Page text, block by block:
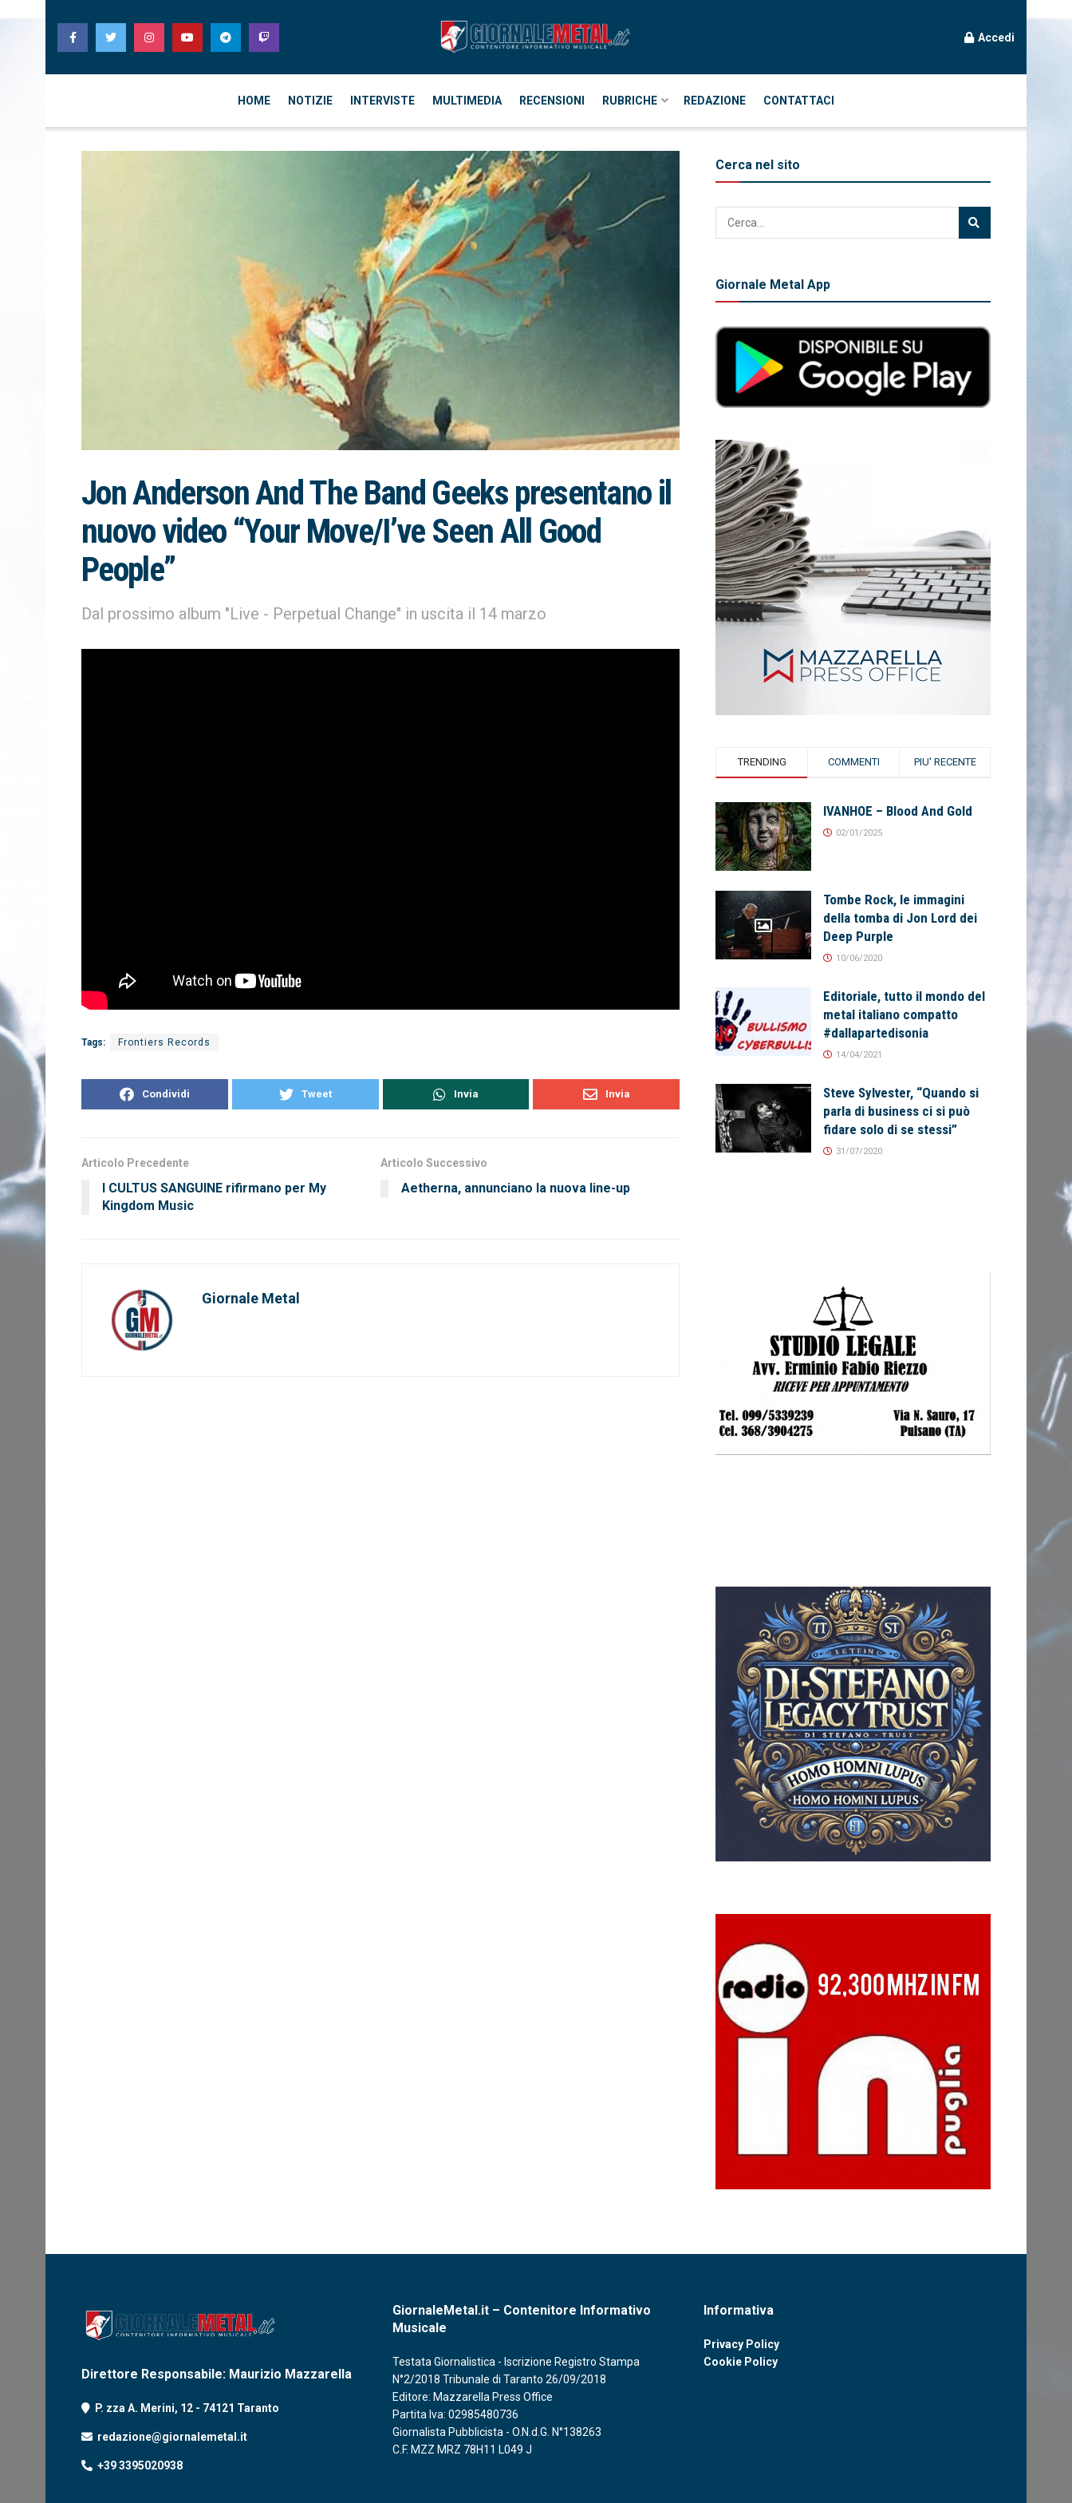
Accedi
HOME NOTIZIE INTERVISTE MULTIMEDIA RECENSIONI RUBRICHE REDAZIONE CONTATTACI
Jon Anderson And The Band Geeks presentano il
nuovo video “Your Move/I’ve Seen All Good
People”
Dal prossimo album "Live - Perpetual Change" in uscita il 14 marzo
Tags: Frontiers Records
Condividi Tweet Invia Invia
Articolo Precedente
I CULTUS SANGUINE rifirmano per My
Kingdom Music
Articolo Successivo
Aetherna, annunciano la nuova line-up
Giornale Metal
Cerca nel sito
Giornale Metal App
TRENDING COMMENTI PIU' RECENTE
IVANHOE – Blood And Gold
02/01/2025
Tombe Rock, le immagini
della tomba di Jon Lord dei
Deep Purple
10/06/2020
Editoriale, tutto il mondo del
metal italiano compatto
#dallapartedisonia
14/04/2021
Steve Sylvester, “Quando si
parla di business ci si può
fidare solo di se stessi”
31/07/2020
Direttore Responsabile: Maurizio Mazzarella
P. zza A. Merini, 12 - 74121 Taranto
redazione@giornalemetal.it
+39 3395020938
GiornaleMetal.it – Contenitore Informativo
Musicale
Testata Giornalistica - Iscrizione Registro Stampa
N°2/2018 Tribunale di Taranto 26/09/2018
Editore: Mazzarella Press Office
Partita Iva: 02985480736
Giornalista Pubblicista - O.N.d.G. N°138263
C.F. MZZ MRZ 78H11 L049 J
Informativa
Privacy Policy
Cookie Policy